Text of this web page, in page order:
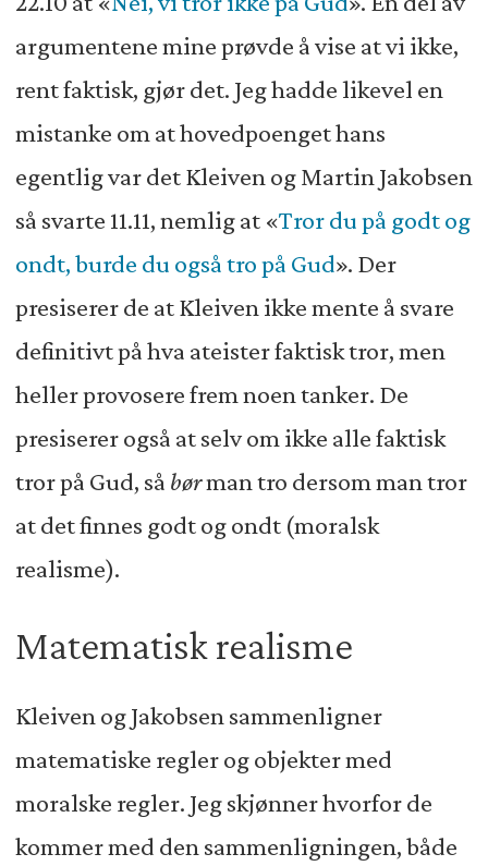
argumentene mine prøvde å vise at vi ikke,
rent faktisk, gjør det. Jeg hadde likevel en
mistanke om at hovedpoenget hans
egentlig var det Kleiven og Martin Jakobsen
så svarte 11.11, nemlig at «Tror du på godt og
ondt, burde du også tro på Gud». Der
presiserer de at Kleiven ikke mente å svare
definitivt på hva ateister faktisk tror, men
heller provosere frem noen tanker. De
presiserer også at selv om ikke alle faktisk
tror på Gud, så børman tro dersom man tror
at det finnes godt og ondt (moralsk
realisme).
Matematisk realisme
Kleiven og Jakobsen sammenligner
matematiske regler og objekter med
moralske regler. Jeg skjønner hvorfor de
kommer med den sammenligningen, både